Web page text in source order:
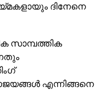
ദിനേനെ
സാമ്പത്തിക
എന്നിങ്ങനെ